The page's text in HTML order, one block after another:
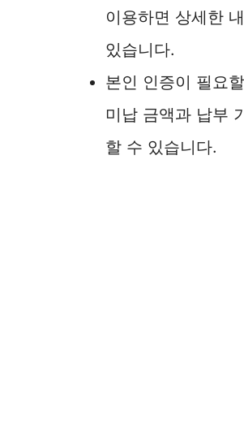
o
이용하면 상세한
있습니다.
본인 인증이 필요
미납 금액과 납부
할 수 있습니다.